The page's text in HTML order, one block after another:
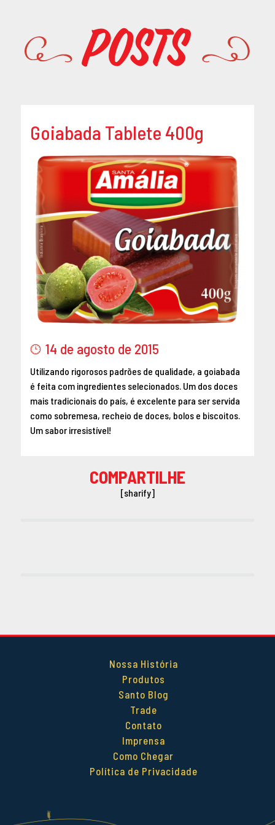
Posts
Goiabada Tablete 400g
14 de agosto de 2015
Utilizando rigorosos padrões de qualidade, a goiabada
é feita com ingredientes selecionados. Um dos doces
mais tradicionais do país, é excelente para ser servida
como sobremesa, recheio de doces, bolos e biscoitos.
Um sabor irresistível!
COMPARTILHE
[sharify]
Nossa História
Produtos
Santo Blog
Trade
Contato
Imprensa
Como Chegar
Política de Privacidade